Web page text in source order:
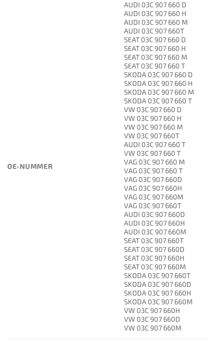
OE-NUMMER
AUDI 03C 907 660 D
AUDI 03C 907 660 H
AUDI 03C 907 660 M
AUDI 03C 907 660T
SEAT 03C 907 660 D
SEAT 03C 907 660 H
SEAT 03C 907 660 M
SEAT 03C 907 660 T
SKODA 03C 907 660 D
SKODA 03C 907 660 H
SKODA 03C 907 660 M
SKODA 03C 907 660 T
VW 03C 907 660 D
VW 03C 907 660 H
VW 03C 907 660 M
VW 03C 907 660T
AUDI 03C 907 660 T
VW 03C 907 660 T
VAG 03C 907 660 M
VAG 03C 907 660 T
VAG 03C 907 660D
VAG 03C 907 660H
VAG 03C 907 660M
VAG 03C 907 660T
AUDI 03C 907 660D
AUDI 03C 907 660H
AUDI 03C 907 660M
SEAT 03C 907 660T
SEAT 03C 907 660D
SEAT 03C 907 660H
SEAT 03C 907 660M
SKODA 03C 907 660T
SKODA 03C 907 660D
SKODA 03C 907 660H
SKODA 03C 907 660M
VW 03C 907 660H
VW 03C 907 660D
VW 03C 907 660M